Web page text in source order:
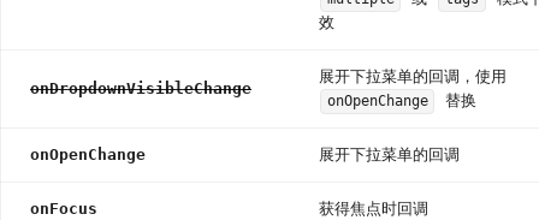
效
onDropdownVisibleChange
展开下拉菜单的回调，使用
onOpenChange 替换
onOpenChange 展开下拉菜单的回调
onFocus 获得焦点时回调